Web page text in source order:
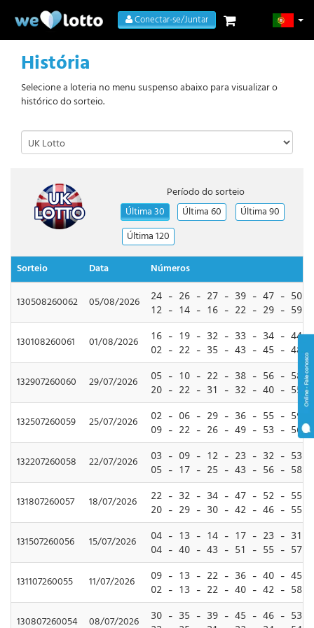
Conectar-se/Juntar
História
Selecione a loteria no menu suspenso abaixo para visualizar o
histórico do sorteio.
Período do sorteio
Última 30
Última 60
Última 90
Última 120
Sorteio
Data Números
130508260062 05/08/2026
24 - 26 - 27 - 39 - 47 - 50
12 - 14 - 16 - 22 - 29 - 59
130108260061 01/08/2026
16 - 19 - 32 - 33 - 34 - 44
02 - 22 - 35 - 43 - 45 - 48
132907260060 29/07/2026
05 - 10 - 22 - 38 - 56 - 58
20 - 22 - 31 - 32 - 40 - 55
132507260059 25/07/2026
02 - 06 - 29 - 36 - 55 - 59
09 - 22 - 26 - 49 - 53 - 56
132207260058 22/07/2026
03 - 09 - 12 - 23 - 32 - 53
05 - 17 - 25 - 43 - 56 - 58
131807260057 18/07/2026
22 - 32 - 34 - 47 - 52 - 55
20 - 29 - 30 - 42 - 46 - 55
131507260056 15/07/2026
04 - 13 - 14 - 17 - 23 - 31
04 - 40 - 43 - 51 - 55 - 57
131107260055 11/07/2026
09 - 13 - 22 - 36 - 40 - 45
02 - 13 - 22 - 40 - 42 - 58
130807260054 08/07/2026
30 - 35 - 39 - 45 - 46 - 53